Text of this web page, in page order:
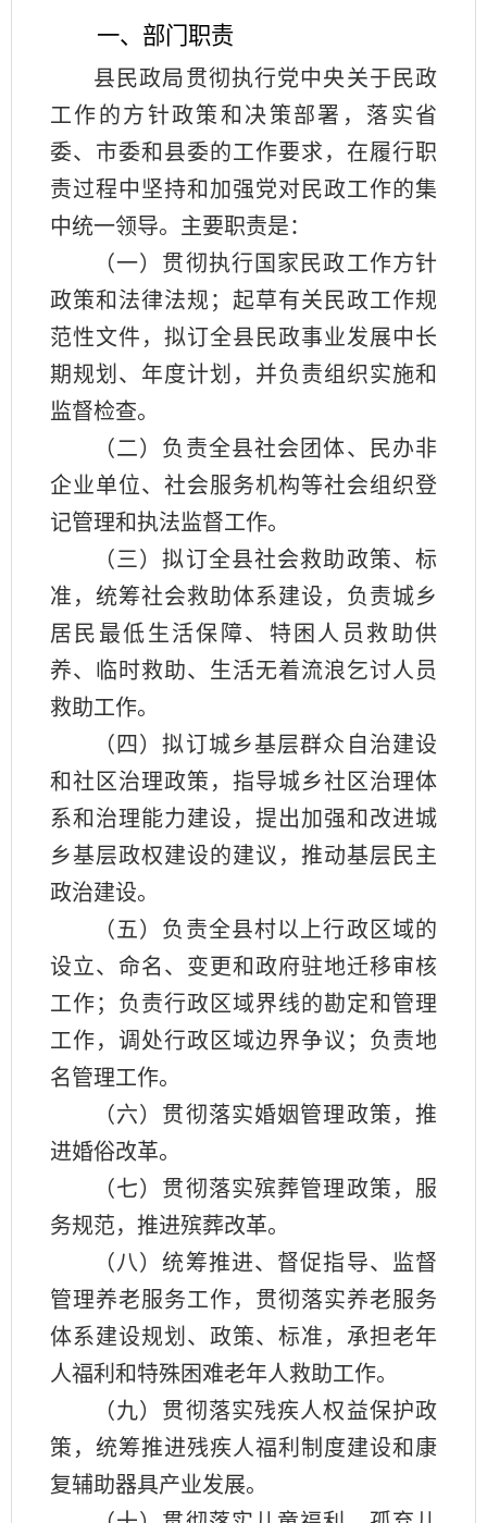
一、部门职责
县民政局贯彻执行党中央关于民政
工作的方针政策和决策部署，落实省
委、市委和县委的工作要求，在履行职
责过程中坚持和加强党对民政工作的集
中统一领导。主要职责是：
（一）贯彻执行国家民政工作方针
政策和法律法规；起草有关民政工作规
范性文件，拟订全县民政事业发展中长
期规划、年度计划，并负责组织实施和
监督检查。
（二）负责全县社会团体、民办非
企业单位、社会服务机构等社会组织登
记管理和执法监督工作。
（三）拟订全县社会救助政策、标
准，统筹社会救助体系建设，负责城乡
居民最低生活保障、特困人员救助供
养、临时救助、生活无着流浪乞讨人员
救助工作。
（四）拟订城乡基层群众自治建设
和社区治理政策，指导城乡社区治理体
系和治理能力建设，提出加强和改进城
乡基层政权建设的建议，推动基层民主
政治建设。
（五）负责全县村以上行政区域的
设立、命名、变更和政府驻地迁移审核
工作；负责行政区域界线的勘定和管理
工作，调处行政区域边界争议；负责地
名管理工作。
（六）贯彻落实婚姻管理政策，推
进婚俗改革。
（七）贯彻落实殡葬管理政策，服
务规范，推进殡葬改革。
（八）统筹推进、督促指导、监督
管理养老服务工作，贯彻落实养老服务
体系建设规划、政策、标准，承担老年
人福利和特殊困难老年人救助工作。
（九）贯彻落实残疾人权益保护政
策，统筹推进残疾人福利制度建设和康
复辅助器具产业发展。